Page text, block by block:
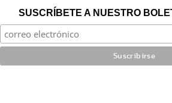
SUSCRÍBETE A NUESTRO